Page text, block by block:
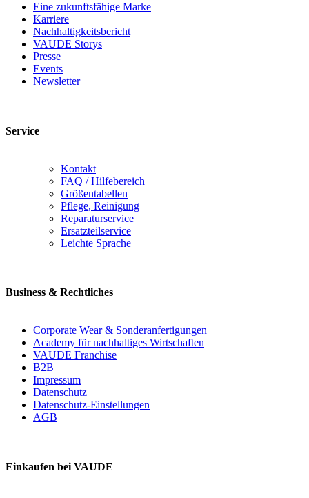
Eine zukunftsfähige Marke
Karriere
Nachhaltigkeitsbericht
VAUDE Storys
Presse
Events
Newsletter
Service
Kontakt
FAQ / Hilfebereich
Größentabellen
Pflege, Reinigung
Reparaturservice
Ersatzteilservice
Leichte Sprache
Business & Rechtliches
Corporate Wear & Sonderanfertigungen
Academy für nachhaltiges Wirtschaften
VAUDE Franchise
B2B
Impressum
Datenschutz
Datenschutz-Einstellungen
AGB
Einkaufen bei VAUDE